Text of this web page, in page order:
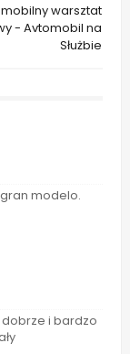
mobilny warsztat
- Avtomobil na
Służbie
modelo.
i bardzo